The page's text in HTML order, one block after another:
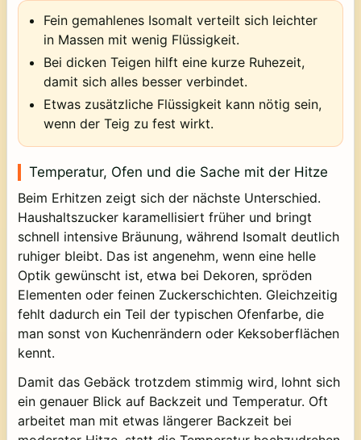
Fein gemahlenes Isomalt verteilt sich leichter
in Massen mit wenig Flüssigkeit.
Bei dicken Teigen hilft eine kurze Ruhezeit,
damit sich alles besser verbindet.
Etwas zusätzliche Flüssigkeit kann nötig sein,
wenn der Teig zu fest wirkt.
Temperatur, Ofen und die Sache mit der Hitze
Beim Erhitzen zeigt sich der nächste Unterschied.
Haushaltszucker karamellisiert früher und bringt
schnell intensive Bräunung, während Isomalt deutlich
ruhiger bleibt. Das ist angenehm, wenn eine helle
Optik gewünscht ist, etwa bei Dekoren, spröden
Elementen oder feinen Zuckerschichten. Gleichzeitig
fehlt dadurch ein Teil der typischen Ofenfarbe, die
man sonst von Kuchenrändern oder Keksoberflächen
kennt.
Damit das Gebäck trotzdem stimmig wird, lohnt sich
ein genauer Blick auf Backzeit und Temperatur. Oft
arbeitet man mit etwas längerer Backzeit bei